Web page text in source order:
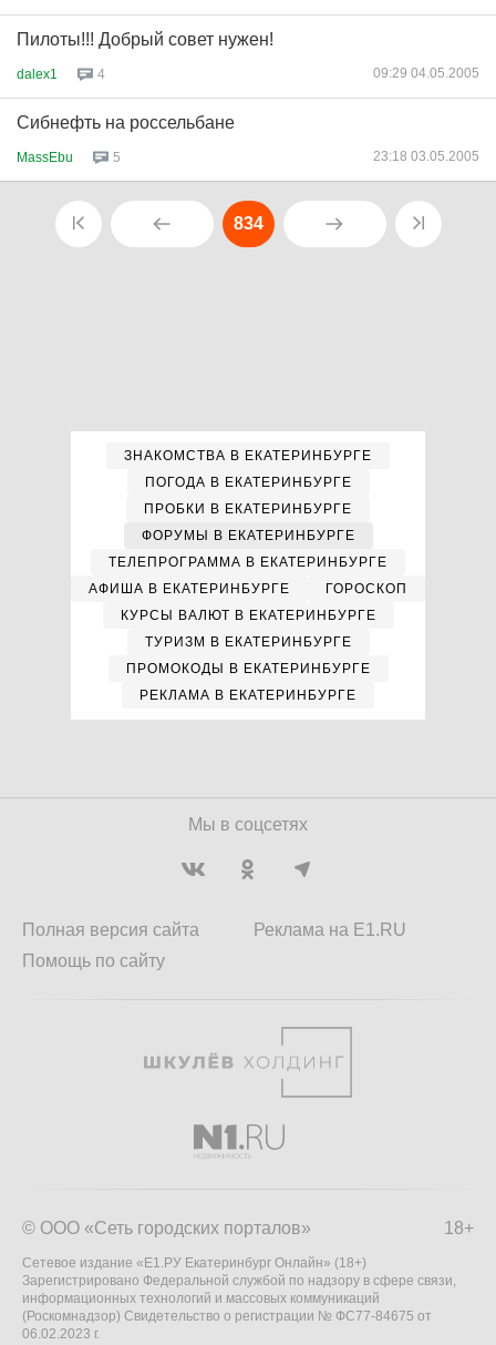
Пилоты!!! Добрый совет нужен!
dalex1 4 09:29 04.05.2005
Сибнефть на россельбане
MassEbu 5 23:18 03.05.2005
834
ЗНАКОМСТВА В ЕКАТЕРИНБУРГЕ
ПОГОДА В ЕКАТЕРИНБУРГЕ
ПРОБКИ В ЕКАТЕРИНБУРГЕ
ФОРУМЫ В ЕКАТЕРИНБУРГЕ
ТЕЛЕПРОГРАММА В ЕКАТЕРИНБУРГЕ
АФИША В ЕКАТЕРИНБУРГЕ
ГОРОСКОП
КУРСЫ ВАЛЮТ В ЕКАТЕРИНБУРГЕ
ТУРИЗМ В ЕКАТЕРИНБУРГЕ
ПРОМОКОДЫ В ЕКАТЕРИНБУРГЕ
РЕКЛАМА В ЕКАТЕРИНБУРГЕ
Мы в соцсетях
Полная версия сайта
Помощь по сайту
Реклама на E1.RU
18+
© ООО «Сеть городских порталов»
Сетевое издание «Е1.РУ Екатеринбург Онлайн» (18+)
Зарегистрировано Федеральной службой по надзору в сфере связи,
информационных технологий и массовых коммуникаций
(Роскомнадзор) Свидетельство о регистрации № ФС77-84675 от
06.02.2023 г.